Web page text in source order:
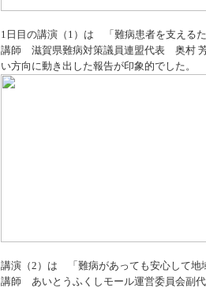
1日目の講演（1）は 「難病患者を支える
講師 滋賀県難病対策議員連盟代表 奥村 芳
い方向に動き出した報告が印象的でした。
講演（2）は 「難病があっても安心して
講師 あいとうふくしモール運営委員会副